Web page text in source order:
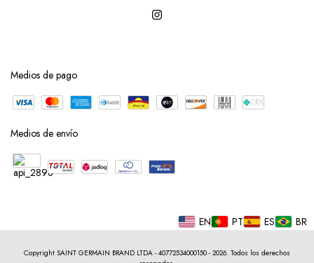
Medios de pago
Medios de envío
EN PT ES BR
Copyright SAINT GERMAIN BRAND LTDA - 40772534000150 - 2026. Todos los derechos